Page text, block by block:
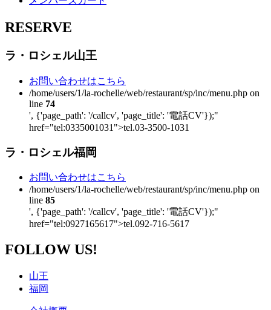
RESERVE
ラ・ロシェル山王
お問い合わせはこちら
/home/users/1/la-rochelle/web/restaurant/sp/inc/menu.php on
line 74
', {'page_path': '/callcv', 'page_title': '電話CV'});"
href="tel:0335001031">tel.03-3500-1031
ラ・ロシェル福岡
お問い合わせはこちら
/home/users/1/la-rochelle/web/restaurant/sp/inc/menu.php on
line 85
', {'page_path': '/callcv', 'page_title': '電話CV'});"
href="tel:0927165617">tel.092-716-5617
FOLLOW US!
山王
福岡